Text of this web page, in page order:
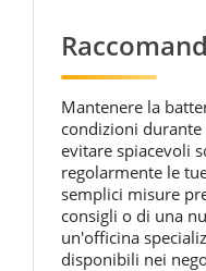
Mantenere la
condizioni
evitare spiacevoli
regolarmente le
semplici misure
consigli o di una
un'officina
disponibili nei